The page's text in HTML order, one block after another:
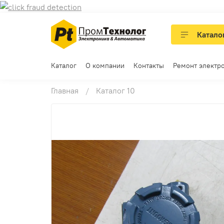
Каталог О компании Контакты Ремонт
Главная Каталог 10